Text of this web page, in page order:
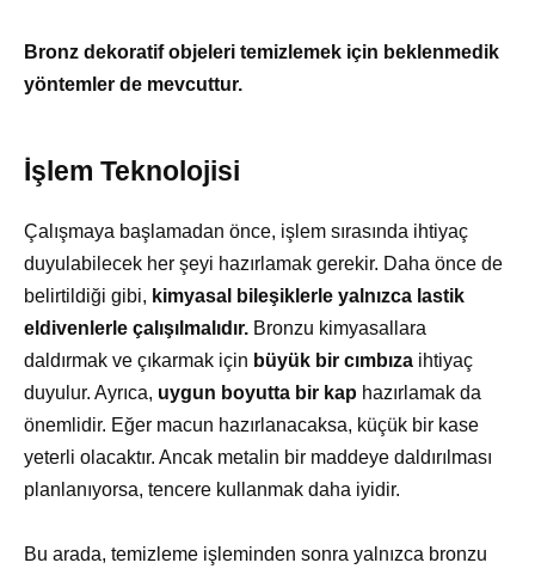
Bronz dekoratif objeleri temizlemek için beklenmedik
yöntemler de mevcuttur.
İşlem Teknolojisi
Çalışmaya başlamadan önce, işlem sırasında ihtiyaç
duyulabilecek her şeyi hazırlamak gerekir. Daha önce de
belirtildiği gibi, kimyasal bileşiklerle yalnızca lastik
eldivenlerle çalışılmalıdır. Bronzu kimyasallara
daldırmak ve çıkarmak için büyük bir cımbıza ihtiyaç
duyulur. Ayrıca, uygun boyutta bir kap hazırlamak da
önemlidir. Eğer macun hazırlanacaksa, küçük bir kase
yeterli olacaktır. Ancak metalin bir maddeye daldırılması
planlanıyorsa, tencere kullanmak daha iyidir.
Bu arada, temizleme işleminden sonra yalnızca bronzu